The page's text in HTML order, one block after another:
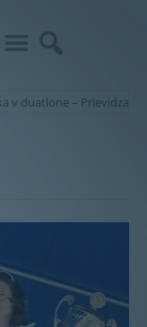
v duatlone – Prievidza